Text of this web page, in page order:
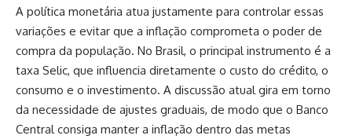
A política monetária atua justamente para controlar essas
variações e evitar que a inflação comprometa o poder de
compra da população. No Brasil, o principal instrumento é a
taxa Selic, que influencia diretamente o custo do crédito, o
consumo e o investimento. A discussão atual gira em torno
da necessidade de ajustes graduais, de modo que o Banco
Central consiga manter a inflação dentro das metas